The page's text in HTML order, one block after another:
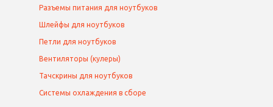
Разъемы питания для ноутбуков
Шлейфы для ноутбуков
Петли для ноутбуков
Вентиляторы (кулеры)
Тачскрины для ноутбуков
Системы охлаждения в сборе